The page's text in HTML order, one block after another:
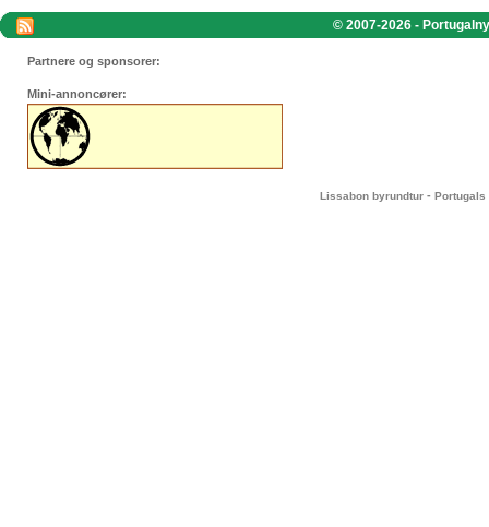
© 2007-2026 -
Partnere og sponsorer:
Mini-annoncører:
Lissabon byrundtur - Portugals